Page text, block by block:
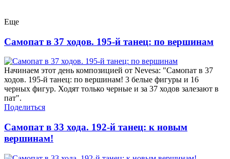
Еще
Самопат в 37 ходов. 195-й танец: по вершинам
Начинаем этот день композицией от Nevesa: "Самопат в 37
ходов. 195-й танец: по вершинам! 3 белые фигуры и 16
черных фигур. Ходят только черные и за 37 ходов залезают в
пат".
Поделиться
Самопат в 33 хода. 192-й танец: к новым
вершинам!